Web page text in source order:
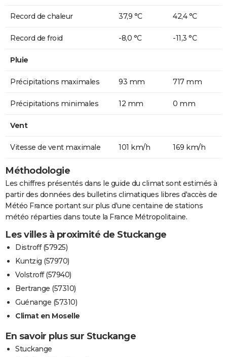
Record de chaleur 37,9 °C 42,4 °C
Record de froid -8,0 °C -11,3 °C
Pluie
Précipitations maximales 93 mm 717 mm
Précipitations minimales 12 mm 0 mm
Vent
Vitesse de vent maximale 101 km/h 169 km/h
Méthodologie
Les chiffres présentés dans le guide du climat sont estimés à
partir des données des bulletins climatiques libres d'accès de
Météo France portant sur plus d'une centaine de stations
météo réparties dans toute la France Métropolitaine.
Les villes à proximité de Stuckange
Distroff (57925)
Kuntzig (57970)
Volstroff (57940)
Bertrange (57310)
Guénange (57310)
Climat en Moselle
En savoir plus sur Stuckange
Stuckange